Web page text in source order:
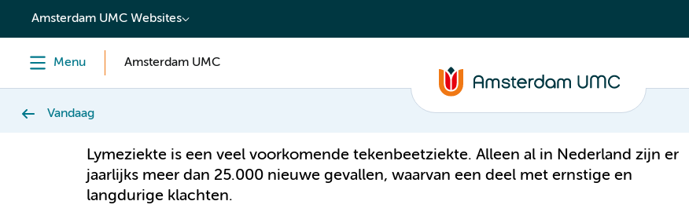
content
Amsterdam UMC Websites
Menu Amsterdam UMC
Vandaag
Lymeziekte is een veel voorkomende tekenbeetziekte. Alleen al in Nederland zijn er
jaarlijks meer dan 25.000 nieuwe gevallen, waarvan een deel met ernstige en
langdurige klachten.